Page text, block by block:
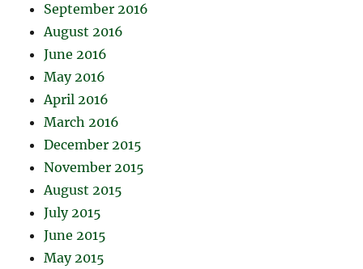
September 2016
August 2016
June 2016
May 2016
April 2016
March 2016
December 2015
November 2015
August 2015
July 2015
June 2015
May 2015